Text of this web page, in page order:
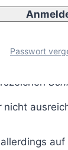
aus dem
bei Nässe
nicht
auf
Passwort